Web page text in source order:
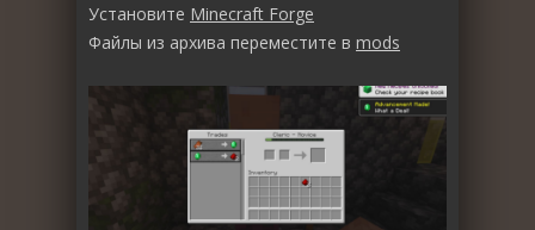
Установите Minecraft Forge
Файлы из архива переместите в mods